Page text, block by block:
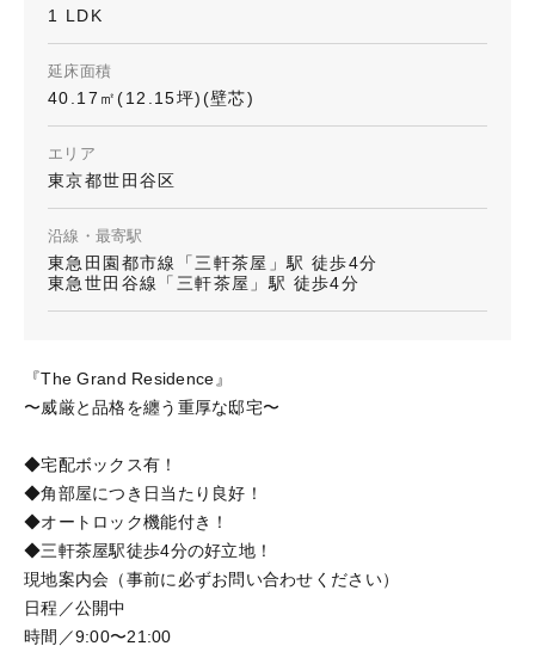
1 LDK
延床面積
40.17㎡(12.15坪)(壁芯)
エリア
東京都世田谷区
沿線・最寄駅
東急田園都市線「三軒茶屋」駅 徒歩4分
東急世田谷線「三軒茶屋」駅 徒歩4分
『The Grand Residence』
〜威厳と品格を纏う重厚な邸宅〜
◆宅配ボックス有！
◆角部屋につき日当たり良好！
◆オートロック機能付き！
◆三軒茶屋駅徒歩4分の好立地！
現地案内会（事前に必ずお問い合わせください）
日程／公開中
時間／9:00〜21:00